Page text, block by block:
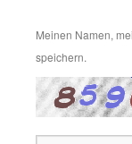
Meinen Namen,
speichern.